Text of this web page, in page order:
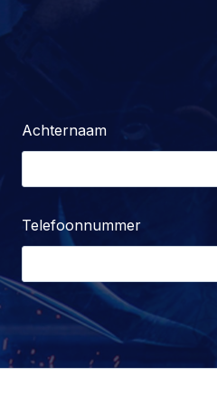
Achternaam
Telefoonnummer